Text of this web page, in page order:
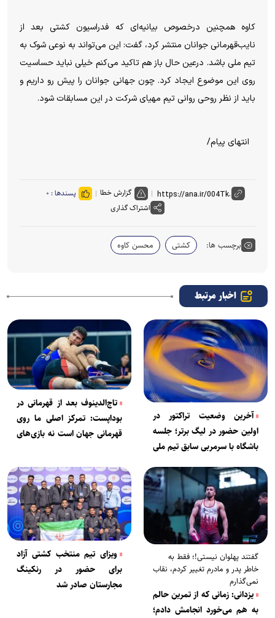
کاوه همچنین درخصوص بیانیه‌ای که فدراسیون کشتی بعد از
نایب‌قهرمانی جوانان منتشر کرد، گفت: این می‌تواند به نوعی شوک به
تیم ملی باشد. درعین حال باز هم تاکید می‌کنم خیلی نباید حساسیت
روی این موضوع ایجاد کرد. چون جهانی جوانان را پیش رو داریم و
باید از نظر روحی روانی تیم مهیای شرکت در این مسابقات شود.
انتهای پیام/
گزارش خطا پسندها : ۰
اشتراک گذاری
برچسب ها: کشتی محسن کاوه
اخبار مرتبط
آخرین وضعیت تراکتور در
اولین حضور در لیگ برتر؛ جلسه
باشگاه با سرمربی سابق تیم ملی
تاج‌الدینوف بعد از قهرمانی در
بوداپست: تمرکز اصلی ما روی
قهرمانی جهان است نه بازی‌های
گفتند پهلوان نیستی!؛ فقط به
خاطر پدر و مادرم تغییر کردم، نقاب
نمی‌گذارم
یزدانی: زمانی که از تمرین حالم
به هم می‌خورد انجامش دادم؛
ویزای تیم منتخب کشتی آزاد
برای حضور در رنکینگ
مجارستان صادر شد